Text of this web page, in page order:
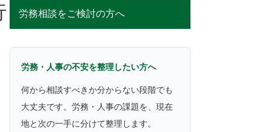
労務相談をご検討の方へ
労務・人事の不安を整理したい方へ
何から相談すべきか分からない段階でも
大丈夫です。労務・人事の課題を、現在
地と次の一手に分けて整理します。